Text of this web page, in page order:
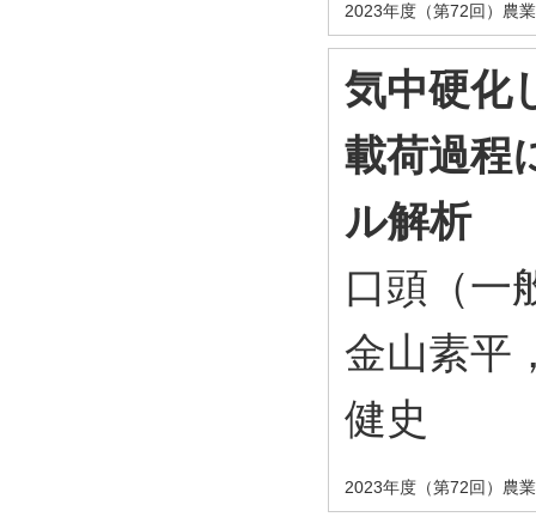
2023年度（第72回）農
気中硬化
載荷過程
ル解析
口頭（一
金山素平
健史
2023年度（第72回）農